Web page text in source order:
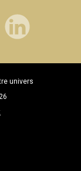
univers